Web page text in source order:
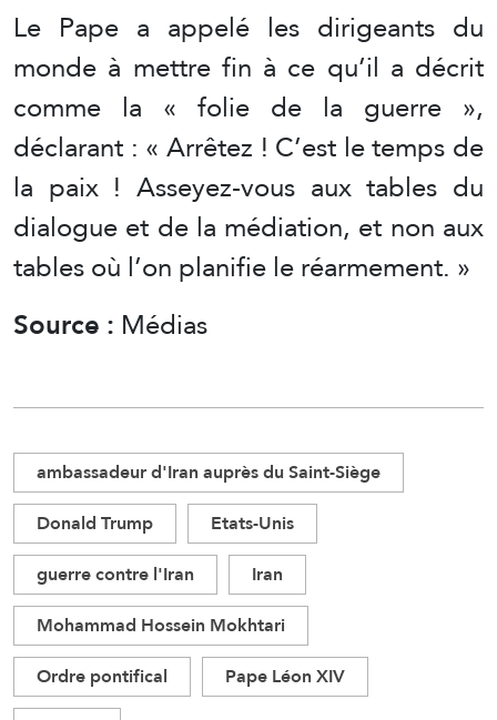
Le Pape a appelé les dirigeants du
monde à mettre fin à ce qu’il a décrit
comme la « folie de la guerre »,
déclarant : « Arrêtez ! C’est le temps de
la paix ! Asseyez-vous aux tables du
dialogue et de la médiation, et non aux
tables où l’on planifie le réarmement. »
Source : Médias
ambassadeur d'Iran auprès du Saint-Siège
Donald Trump
Etats-Unis
guerre contre l'Iran
Iran
Mohammad Hossein Mokhtari
Ordre pontifical
Pape Léon XIV